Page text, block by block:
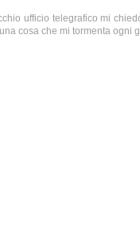
ufficio telegrafico mi
cosa che mi tormenta ogni